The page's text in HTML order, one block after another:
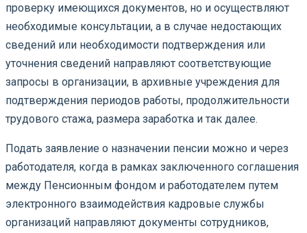
проверку имеющихся документов, но и осуществляют
необходимые консультации, а в случае недостающих
сведений или необходимости подтверждения или
уточнения сведений направляют соответствующие
запросы в организации, в архивные учреждения для
подтверждения периодов работы, продолжительности
трудового стажа, размера заработка и так далее.
Подать заявление о назначении пенсии можно и через
работодателя, когда в рамках заключенного соглашения
между Пенсионным фондом и работодателем путем
электронного взаимодействия кадровые службы
организаций направляют документы сотрудников,